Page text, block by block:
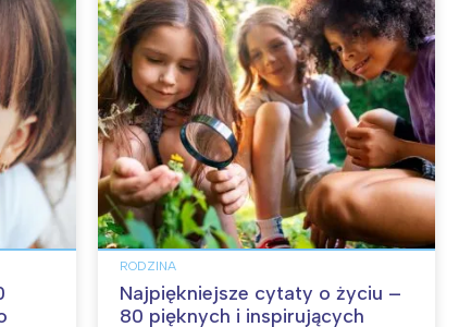
RODZINA
Najpiękniejsze cytaty o życiu –
80 pięknych i inspirujących